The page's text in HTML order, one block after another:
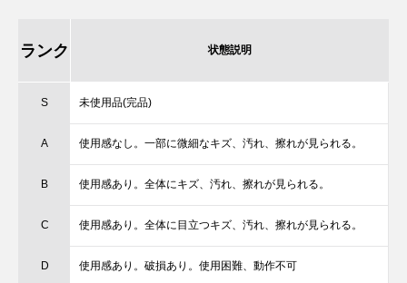
ランク 状態説明
S 未使用品(完品)
A 使用感なし。一部に微細なキズ、汚れ、擦れが見られる。
B 使用感あり。全体にキズ、汚れ、擦れが見られる。
C 使用感あり。全体に目立つキズ、汚れ、擦れが見られる。
D 使用感あり。破損あり。使用困難、動作不可